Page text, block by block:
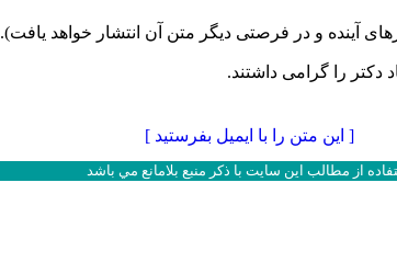
آینده و در فرصتی دیگر متن آن انتشار خواهد یافت).
دکتر را گرامی داشتند.
[ اين متن را با ايميل بفرستيد ]
از مطالب اين سایت با ذکر منبع بلامانع مي باشد